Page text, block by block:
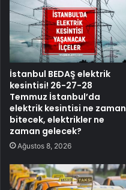
İstanbul BEDAŞ elektrik
kesintisi! 26-27-28
Temmuz İstanbul’da
elektrik kesintisi ne zaman
bitecek, elektrikler ne
zaman gelecek?
Ağustos 8, 2026